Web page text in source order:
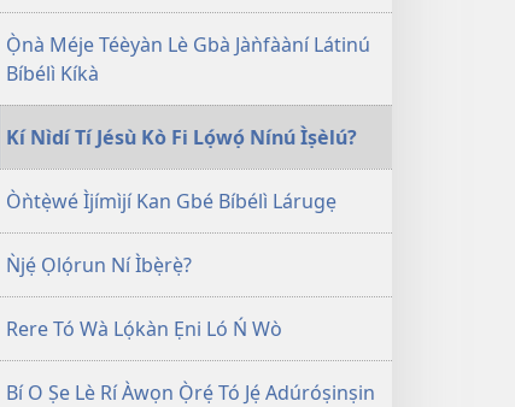
Ọ̀nà Méje Téèyàn Lè Gbà Jàǹfààní Látinú
Bíbélì Kíkà
Kí Nìdí Tí Jésù Kò Fi Lọ́wọ́ Nínú Ìṣèlú?
Òǹtẹ̀wé Ìjímìjí Kan Gbé Bíbélì Lárugẹ
Ǹjẹ́ Ọlọ́run Ní Ìbẹ̀rẹ̀?
Rere Tó Wà Lọ́kàn Ẹni Ló Ń Wò
Bí O Ṣe Lè Rí Àwọn Ọ̀rẹ́ Tó Jẹ́ Adúróṣinṣin